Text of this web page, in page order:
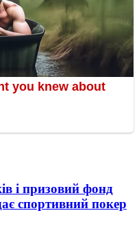
і призовий фонд
спортивний покер